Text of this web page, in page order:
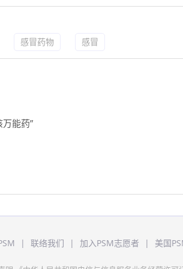
感冒药物 感冒
能药”
| 联络我们 | 加入PSM志愿者 | 美国